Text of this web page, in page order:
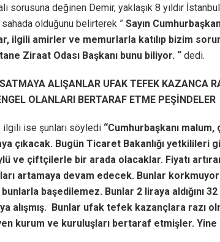
sorusuna değinen Demir, yaklaşık 8 yıldır
olduğunu belirterek ” Sayın
ilgili amirler ve memurlarla katılıp bizim
Ziraat Odası Başkanı bunu biliyor. “ dedi.
ALIŞANLAR UFAK TEFEK KAZANCA
OLANLARI BERTARAF ETME PEŞİNDELER
ilgili ise şunları söyledi “Cumhurbaşkanı malum,
çıkacak. Bugün Ticaret Bakanlığı yetkilileri
ve çiftçilerle bir arada olacaklar. Fiyatı
artamaya devam edecek. Bunlar
başedilemez. Bunlar 2 liraya aldığını
alışmış. Bunlar ufak tefek kazançlara razı
kurum ve kuruluşları bertaraf etmişler. Yine